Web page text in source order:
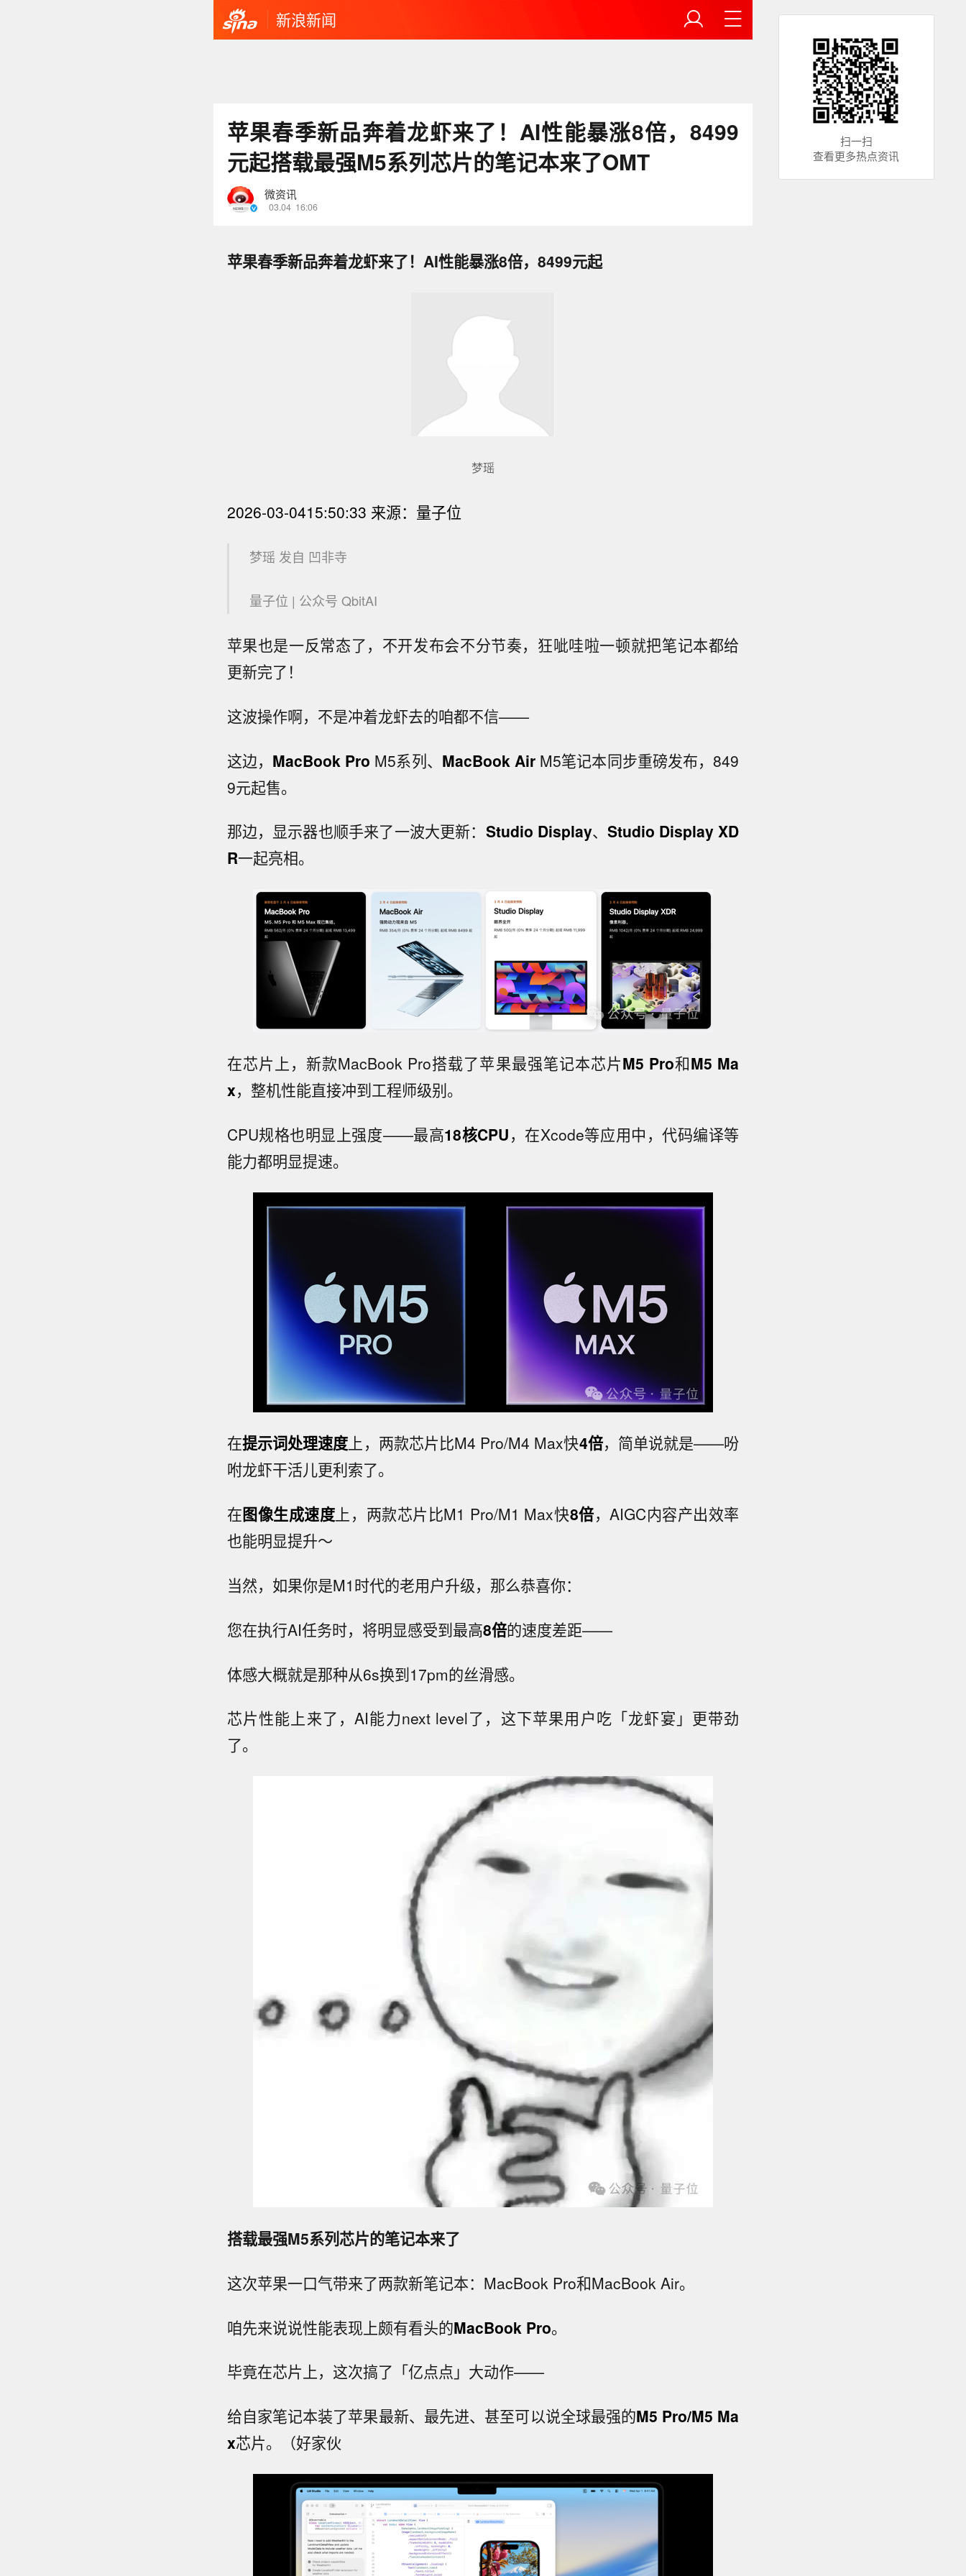
新浪新闻
苹果春季新品奔着龙虾来了！AI性能暴涨8倍，8499
元起搭载最强M5系列芯片的笔记本来了OMT
微资讯
03.04 16:06
苹果春季新品奔着龙虾来了！AI性能暴涨8倍，8499元起
梦瑶
2026-03-0415:50:33 来源：量子位
梦瑶 发自 凹非寺
量子位 | 公众号 QbitAI
苹果也是一反常态了，不开发布会不分节奏，狂呲哇啦一顿就把笔记本都给
更新完了！
这波操作啊，不是冲着龙虾去的咱都不信——
这边， MacBook Pro M5系列、 MacBook AirM5笔记本同步重磅发布，849
9元起售。
那边，显示器也顺手来了一波大更新： Studio Display、Studio Display XD
R一起亮相。
在芯片上，新款MacBook Pro搭载了苹果最强笔记本芯片M5 Pro和M5 Ma
x，整机性能直接冲到工程师级别。
CPU规格也明显上强度——最高18核CPU，在Xcode等应用中，代码编译等
能力都明显提速。
在提示词处理速度 上，两款芯片比M4 Pro/M4 Max快4倍，简单说就是——吩
咐龙虾干活儿更利索了。
在图像生成速度 上，两款芯片比M1 Pro/M1 Max快8倍，AIGC内容产出效率
也能明显提升～
当然，如果你是M1时代的老用户升级，那么恭喜你：
您在执行AI任务时，将明显感受到最高8倍的速度差距——
体感大概就是那种从6s换到17pm的丝滑感。
芯片性能上来了，AI能力next level了，这下苹果用户吃「龙虾宴」更带劲
了。
搭载最强M5系列芯片的笔记本来了
这次苹果一口气带来了两款新笔记本：MacBook Pro和MacBook Air。
咱先来说说性能表现上颇有看头的MacBook Pro。
毕竟在芯片上，这次搞了「亿点点」大动作——
给自家笔记本装了苹果最新、最先进、甚至可以说全球最强的M5 Pro/M5 Ma
x芯片。（好家伙
扫一扫
查看更多热点资讯